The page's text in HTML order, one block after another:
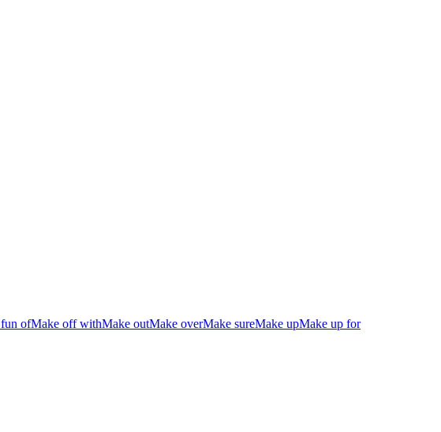
ofMake off withMake outMake overMake sureMake upMake up for